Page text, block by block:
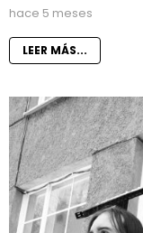
hace 5 meses
LEER MÁS...